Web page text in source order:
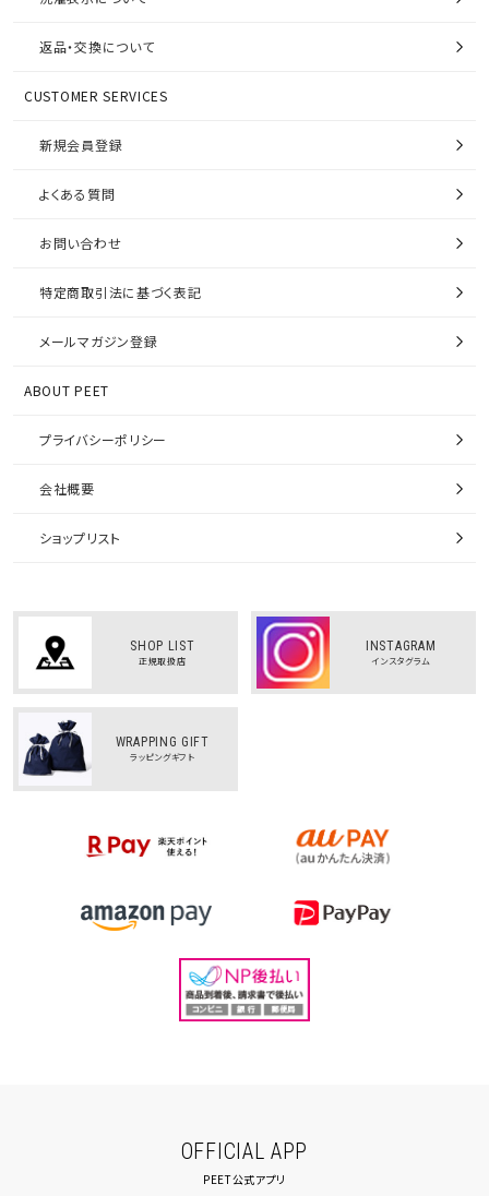
返品・交換について
CUSTOMER SERVICES
新規会員登録
よくある質問
お問い合わせ
特定商取引法に基づく表記
メールマガジン登録
ABOUT PEET
プライバシーポリシー
会社概要
ショップリスト
SHOP LIST
正規取扱店
INSTAGRAM
インスタグラム
WRAPPING GIFT
ラッピングギフト
OFFICIAL APP
PEET公式アプリ